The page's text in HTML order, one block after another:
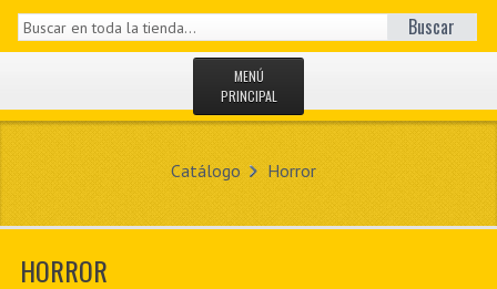
Buscar
MENÚ
PRINCIPAL
NOVEDADES
MIS DATOS
Catálogo Horror
HORROR